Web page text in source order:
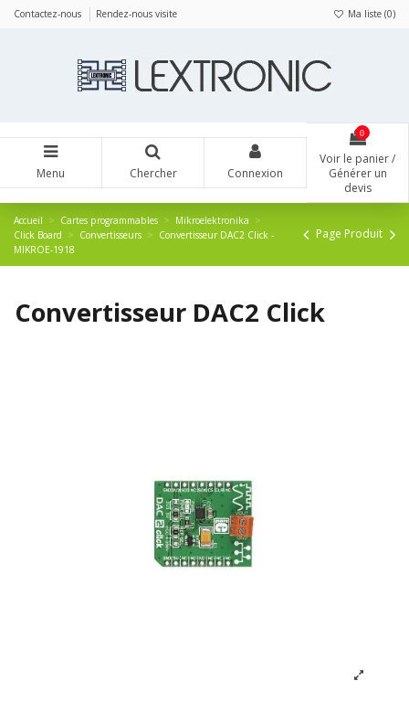
Contactez-nous Rendez-nous visite Ma liste (0)
Menu Chercher Connexion
0
Voir le panier /
Générer un
devis
Accueil Cartes programmables
Mikroelektronika
Click Board
Convertisseurs
Convertisseur DAC2 Click -
MIKROE-1918
Page Produit
Convertisseur DAC2 Click
Panneau de gestion des cookies